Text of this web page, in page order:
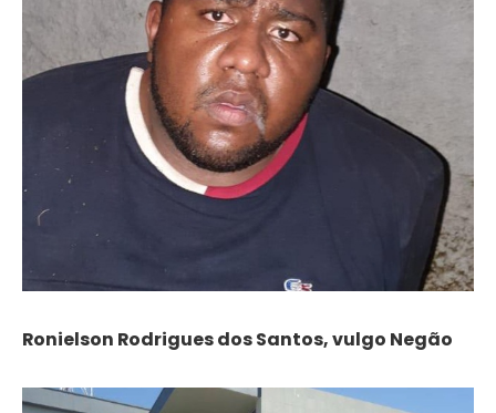
Ronielson Rodrigues dos Santos, vulgo Negão